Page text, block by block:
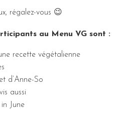
régalez-vous 😉
au Menu VG sont :
recette végétalienne
d’Anne-So
aussi
June